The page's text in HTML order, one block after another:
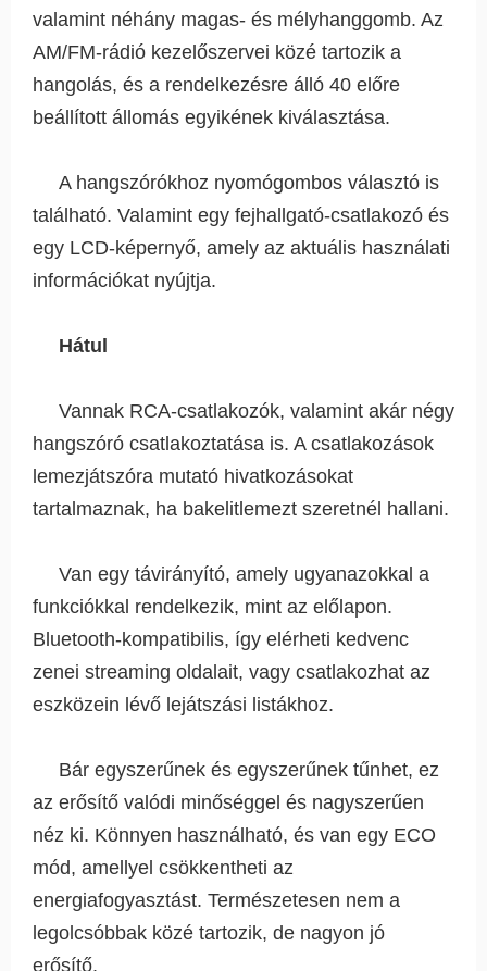
valamint néhány magas- és mélyhanggomb. Az
AM/FM-rádió kezelőszervei közé tartozik a
hangolás, és a rendelkezésre álló 40 előre
beállított állomás egyikének kiválasztása.
A hangszórókhoz nyomógombos választó is
található. Valamint egy fejhallgató-csatlakozó és
egy LCD-képernyő, amely az aktuális használati
információkat nyújtja.
Hátul
Vannak RCA-csatlakozók, valamint akár négy
hangszóró csatlakoztatása is. A csatlakozások
lemezjátszóra mutató hivatkozásokat
tartalmaznak, ha bakelitlemezt szeretnél hallani.
Van egy távirányító, amely ugyanazokkal a
funkciókkal rendelkezik, mint az előlapon.
Bluetooth-kompatibilis, így elérheti kedvenc
zenei streaming oldalait, vagy csatlakozhat az
eszközein lévő lejátszási listákhoz.
Bár egyszerűnek és egyszerűnek tűnhet, ez
az erősítő valódi minőséggel és nagyszerűen
néz ki. Könnyen használható, és van egy ECO
mód, amellyel csökkentheti az
energiafogyasztást. Természetesen nem a
legolcsóbbak közé tartozik, de nagyon jó
erősítő.